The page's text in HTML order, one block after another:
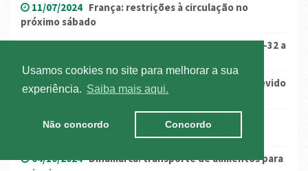
Usamos cookies no site para melhorar a sua
experiência.
Saiba mais aqui.
Não concordo Concordo
11/07/2024 França: restrições à circulação no
próximo sábado
Catalunha: medidas no AP-7, B-23 e C-32 a
25/06/2025
Restrições de trânsito na Bulgária devido
à onda de calor
11/04/2017 ALERTA: Restrições à Circulação em
04/10/2024 Dinamarca: transporte de alimentos para